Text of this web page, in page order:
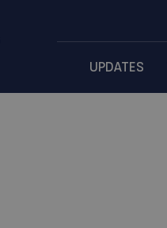
UPDATES